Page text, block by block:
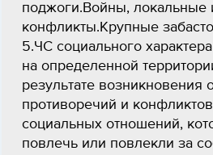
поджоги.Войны, локальные
конфликты.Крупные
5.ЧС социального
на определенной
результате возникновения
противоречий и
социальных отношений,
повлечь или повлекли за